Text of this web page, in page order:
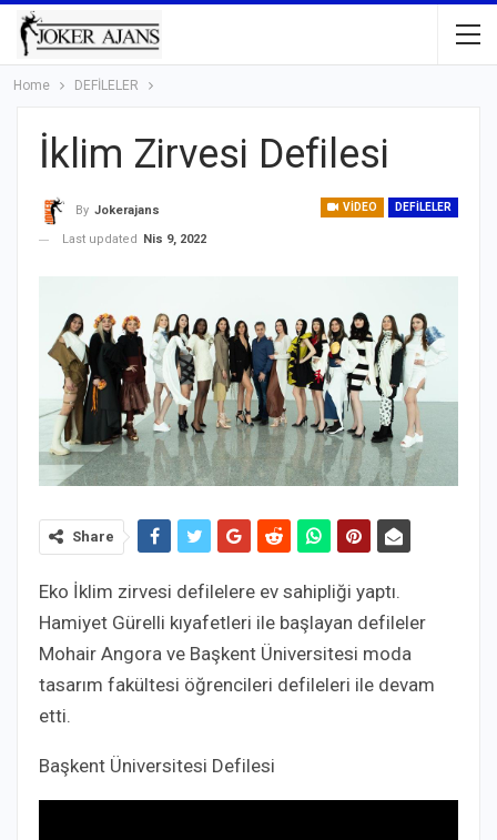
Home DEFİLELER
İklim Zirvesi Defilesi
VIDEO DEFİLELER
By Jokerajans
Last updated
Nis 9, 2022
Share
Eko İklim zirvesi defilelere ev sahipliği yaptı.
Hamiyet Gürelli kıyafetleri ile başlayan defileler
Mohair Angora ve Başkent Üniversitesi moda
tasarım fakültesi öğrencileri defileleri ile devam
etti.
Başkent Üniversitesi Defilesi